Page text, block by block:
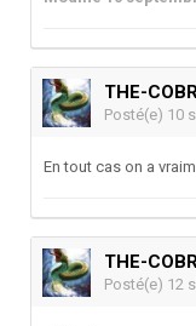
THE-
Posté(e) 10
En tout cas on a
THE-
Posté(e) 12